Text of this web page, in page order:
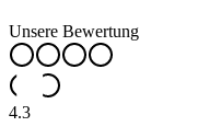
Unsere Bewertung
4.3